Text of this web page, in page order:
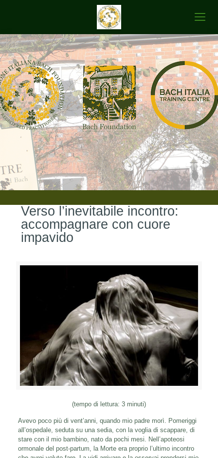
Verso l’inevitabile incontro:
accompagnare con cuore
impavido
(tempo di lettura: 3 minuti)
Avevo poco più di vent’anni, quando mio padre morì. Pomeriggi
all’ospedale, seduta su una sedia, con la voglia di scappare, di
stare con il mio bambino, nato da pochi mesi. Nell’apoteosi
ormonale del post-partum, la Morte era proprio l’ultimo incontro